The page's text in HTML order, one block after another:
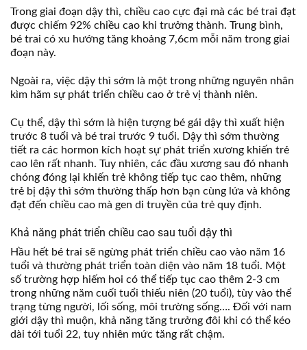
Trong giai đoạn dậy thì, chiều cao cực đại mà các bé trai đạt
được chiếm 92% chiều cao khi trưởng thành. Trung bình,
bé trai có xu hướng tăng khoảng 7,6cm mỗi năm trong giai
đoạn này.
Ngoài ra, việc dậy thì sớm là một trong những nguyên nhân
kìm hãm sự phát triển chiều cao ở trẻ vị thành niên.
Cụ thể, dậy thì sớm là hiện tượng bé gái dậy thì xuất hiện
trước 8 tuổi và bé trai trước 9 tuổi. Dậy thì sớm thường
tiết ra các hormon kích hoạt sự phát triển xương khiến trẻ
cao lên rất nhanh. Tuy nhiên, các đầu xương sau đó nhanh
chóng đóng lại khiến trẻ không tiếp tục cao thêm, những
trẻ bị dậy thì sớm thường thấp hơn bạn cùng lứa và không
đạt đến chiều cao mà gen di truyền của trẻ quy định.
Khả năng phát triển chiều cao sau tuổi dậy thì
Hầu hết bé trai sẽ ngừng phát triển chiều cao vào năm 16
tuổi và thường phát triển toàn diện vào năm 18 tuổi. Một
số trường hợp hiếm hoi có thể tiếp tục cao thêm 2-3 cm
trong những năm cuối tuổi thiếu niên (20 tuổi), tùy vào thể
trạng từng người, lối sống, môi trường sống…. Đối với nam
giới dậy thì muộn, khả năng tăng trưởng đôi khi có thể kéo
dài tới tuổi 22, tuy nhiên mức tăng rất chậm.